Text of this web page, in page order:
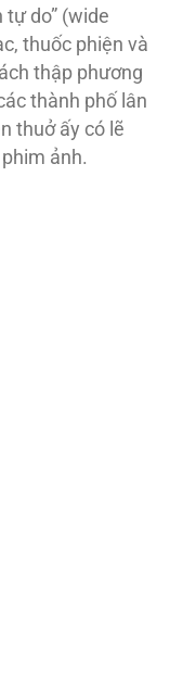
tự do” (wide
thuốc phiện và
thập phương
thành phố lân
thuở ấy có lẽ
ảnh.